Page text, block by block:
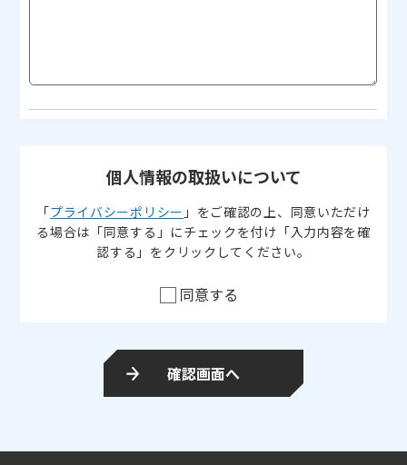
個人情報の取扱いについて
「プライバシーポリシー 」をご確認の上、同意いただけ
る場合は 「同意する」にチェックを付け「入力内容を確
認する」をクリックしてください。
同意する